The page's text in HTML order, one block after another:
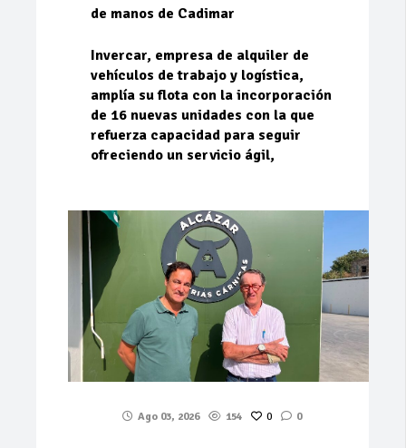
de manos de Cadimar
Invercar, empresa de alquiler de
vehículos de trabajo y logística,
amplía su flota con la incorporación
de 16 nuevas unidades con la que
refuerza capacidad para seguir
ofreciendo un servicio ágil,
Ago 03, 2026 154 0 0